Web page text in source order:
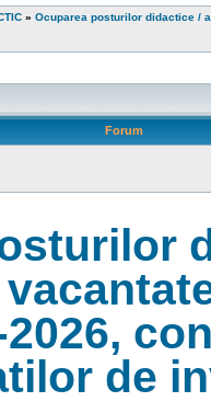
» Ocuparea posturilor didactice /
Forum
de